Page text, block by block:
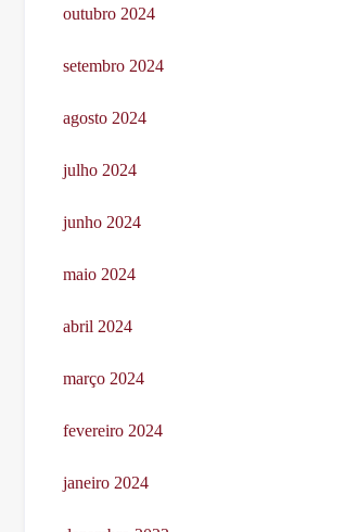
outubro 2024
setembro 2024
agosto 2024
julho 2024
junho 2024
maio 2024
abril 2024
março 2024
fevereiro 2024
janeiro 2024